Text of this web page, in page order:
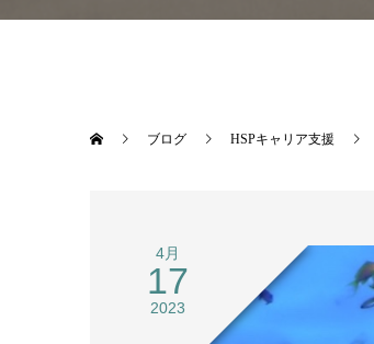
ブログ HSPキャリア支援
4月
17
2023